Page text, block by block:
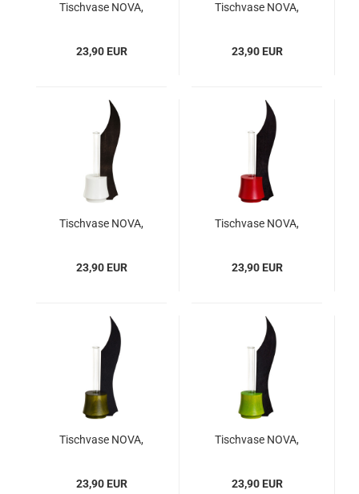
Tischvase NOVA,
23,90 EUR
Tischvase NOVA,
23,90 EUR
Tischvase NOVA,
23,90 EUR
Tischvase NOVA,
23,90 EUR
Tischvase NOVA,
23,90 EUR
Tischvase NOVA,
23,90 EUR